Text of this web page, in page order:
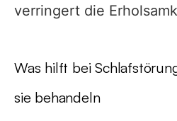
verringert die
Was hilft bei
sie behandeln